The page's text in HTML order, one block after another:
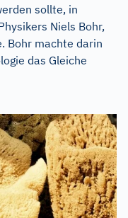
sollte, in
Niels Bohr,
Bohr machte darin
das Gleiche